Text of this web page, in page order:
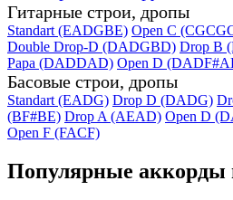
Гитарные строи, дропы
Standart (EADGBE) Open C
Double Drop-D (DADGBD) Drop B
Papa (DADDAD) Open D
Басовые строи, дропы
Standart (EADG) Drop D (DADG)
(BF#BE) Drop A (AEAD) Open D
Open F (FACF)
Популярные аккорды